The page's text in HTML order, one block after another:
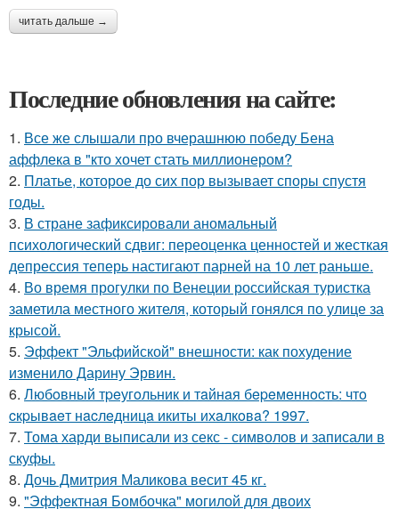
читать дальше →
Последние обновления на сайте:
1. Все же слышали про вчерашнюю победу Бена
аффлека в "кто хочет стать миллионером?
2. Платье, которое до сих пор вызывает споры спустя
годы.
3. В стране зафиксировали аномальный
психологический сдвиг: переоценка ценностей и жесткая
депрессия теперь настигают парней на 10 лет раньше.
4. Во время прогулки по Венеции российская туристка
заметила местного жителя, который гонялся по улице за
крысой.
5. Эффект "Эльфийской" внешности: как похудение
изменило Дарину Эрвин.
6. Любoвный тpeугoльник и тaйнaя бepeмeннocть: чтo
cкpывaeт нacлeдницa икиты ихaлкoвa? 1997.
7. Тома харди выписали из секс - символов и записали в
скуфы.
8. Дочь Дмитрия Маликова весит 45 кг.
9. "Эффектная Бомбочка" могилой для двоих